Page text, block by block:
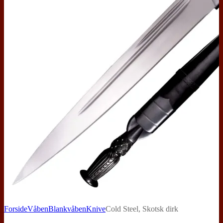
ForsideVåbenBlankvåbenKniveCold Steel, Skotsk dirk